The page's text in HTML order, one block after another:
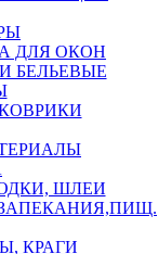
ДЛЯ ОКОН
БЕЛЬЕВЫЕ
ШЛЕИ
КРАГИ